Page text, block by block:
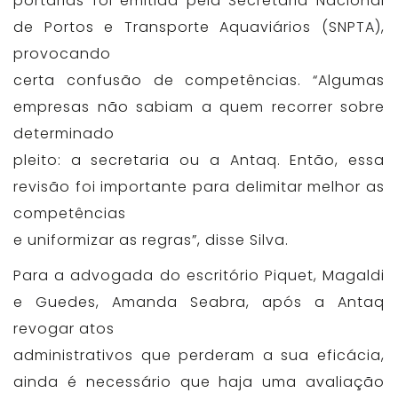
de Portos e Transporte Aquaviários (SNPTA),
provocando
certa confusão de competências. “Algumas
empresas não sabiam a quem recorrer sobre
determinado
pleito: a secretaria ou a Antaq. Então, essa
revisão foi importante para delimitar melhor as
competências
e uniformizar as regras”, disse Silva.
Para a advogada do escritório Piquet, Magaldi
e Guedes, Amanda Seabra, após a Antaq
revogar atos
administrativos que perderam a sua eficácia,
ainda é necessário que haja uma avaliação